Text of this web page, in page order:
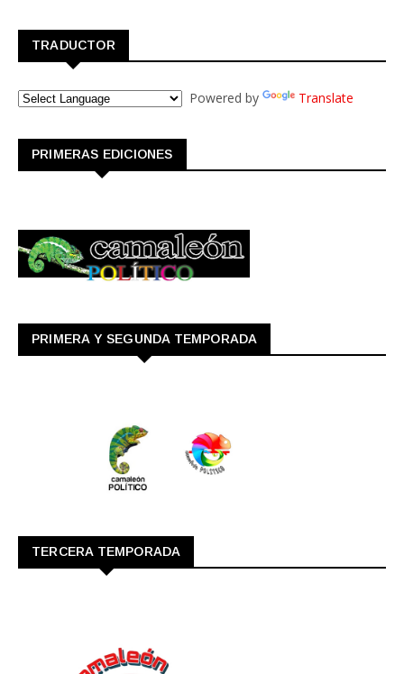
TRADUCTOR
Powered by Translate
PRIMERAS EDICIONES
PRIMERA Y SEGUNDA TEMPORADA
TERCERA TEMPORADA